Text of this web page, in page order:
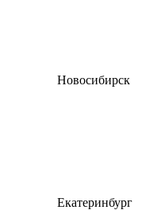
Новосибирск
Екатеринбург